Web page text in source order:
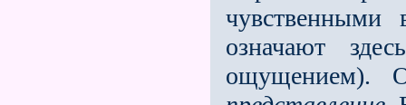
чувственными
означают
ощущением).